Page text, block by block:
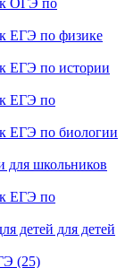
к ОГЭ по
ЕГЭ по физике
ЕГЭ по истории
к ЕГЭ по
ЕГЭ по биологии
для школьников
к ЕГЭ по
детей для детей
(25)